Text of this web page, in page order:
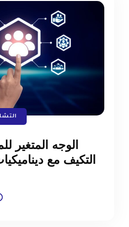
الوجه المتغير
التكيف مع